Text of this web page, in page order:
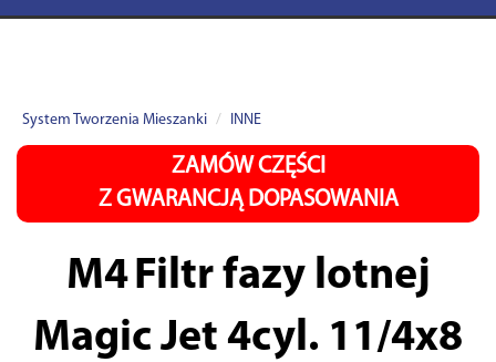
System Tworzenia Mieszanki INNE
ZAMÓW CZĘŚCI
Z GWARANCJĄ DOPASOWANIA
M4Filtr fazy lotnej
Magic Jet 4cyl. 11/4x8